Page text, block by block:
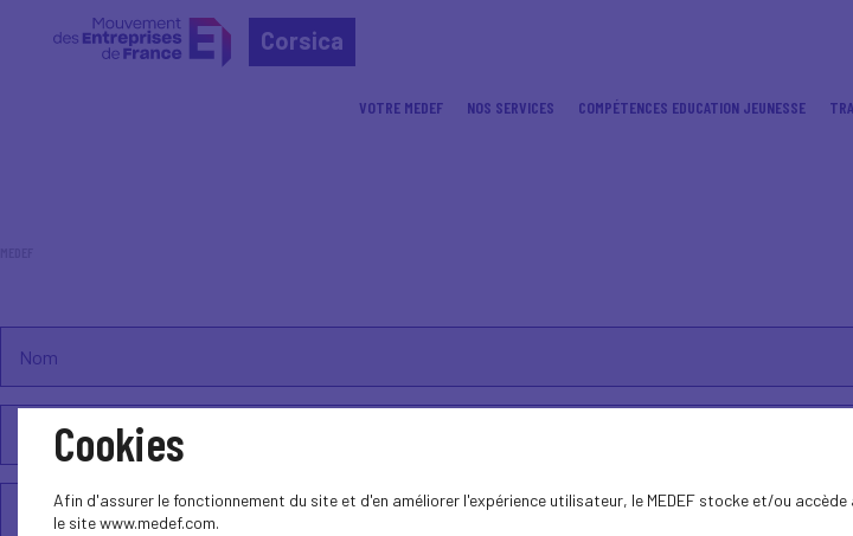
Corsica
VOTRE MEDEF NOS SERVICES COMPÉTENCES EDUCATION JEUNESSE
Cookies
Afin d'assurer le fonctionnement du site et d'en améliorer l'expérience utilisateur, le MEDEF stocke et/ou
le site www.medef.com.